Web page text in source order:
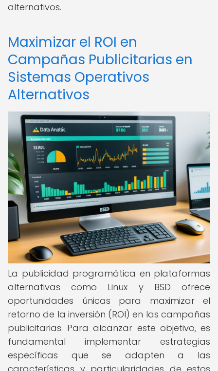
alternativos.
Maximizar el ROI en
Campañas Publicitarias en
Sistemas Operativos
Alternativos
La publicidad programática en plataformas
alternativas como Linux y BSD ofrece
oportunidades únicas para maximizar el
retorno de la inversión (ROI) en las campañas
publicitarias. Para alcanzar este objetivo, es
fundamental implementar estrategias
específicas que se adapten a las